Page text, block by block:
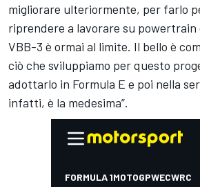
migliorare ulteriormente, per farlo
riprendere a lavorare su powertrain
VBB-3 è ormai al limite. Il bello è
ciò che sviluppiamo per questo
adottarlo in Formula E e poi nella
infatti, è la medesima”.